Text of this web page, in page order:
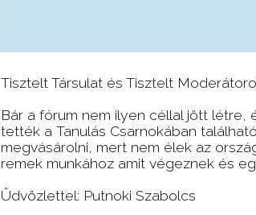
Tisztelt Társulat és Tisztelt
Bár a fórum nem ilyen céllal jött
tették a Tanulás Csarnokában
megvásárolni, mert nem élek az
remek munkához amit végeznek és
Üdvözlettel: Putnoki Szabolcs